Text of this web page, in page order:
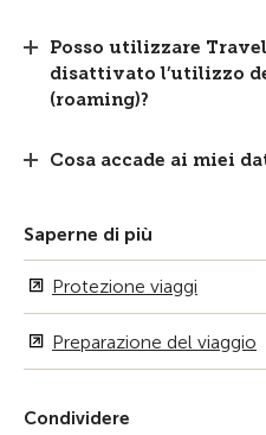
Posso utilizzare
disattivato l’utilizzo
(roaming)?
Cosa accade ai miei
Saperne di più
Protezione viaggi
Preparazione del viaggio
Condividere